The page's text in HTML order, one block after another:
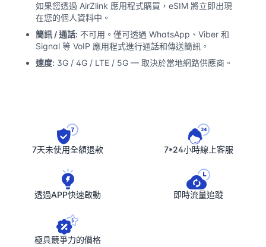
如果您透過 AirZlink 應用程式購買，eSIM 將立即出現
在您的個人資料中。
簡訊 / 通話: 不可用。僅可透過 WhatsApp、Viber 和
Signal 等 VoIP 應用程式進行通話和傳送簡訊。
速度: 3G / 4G / LTE / 5G — 取決於當地網路供應商。
7天未使用全額退款 7*24小時線上客服
透過APP快速啟動 即時流量追蹤
極具競爭力的價格